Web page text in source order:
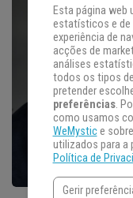
Esta página
estatísticos e de
experiência de
acções de
análises
todos os tipos
pretender
preferências.
como usamos
WeMystice
utilizados para a
Política de
Gerir